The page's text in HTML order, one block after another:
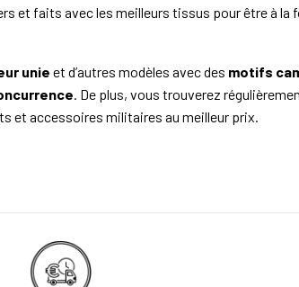
et faits avec les meilleurs tissus pour être à
unie et d’autres modèles avec des motifs
. De plus, vous trouverez
et accessoires militaires au meilleur prix.